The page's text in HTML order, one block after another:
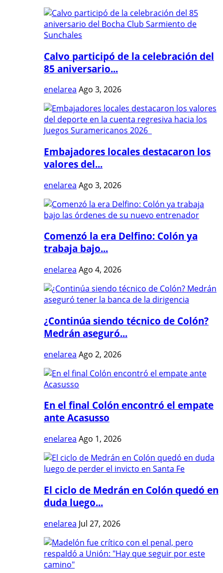
Calvo participó de la celebración del
85 aniversario...
enelarea Ago 3, 2026
Embajadores locales destacaron los
valores del...
enelarea Ago 3, 2026
Comenzó la era Delfino: Colón ya
trabaja bajo...
enelarea Ago 4, 2026
¿Continúa siendo técnico de Colón?
Medrán aseguró...
enelarea Ago 2, 2026
En el final Colón encontró el empate
ante Acasusso
enelarea Ago 1, 2026
El ciclo de Medrán en Colón quedó en
duda luego...
enelarea Jul 27, 2026